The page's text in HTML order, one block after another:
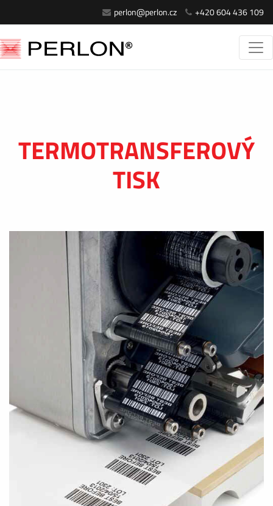
perlon@perlon.cz +420 604 436 109
TERMOTRANSFEROVÝ
TISK